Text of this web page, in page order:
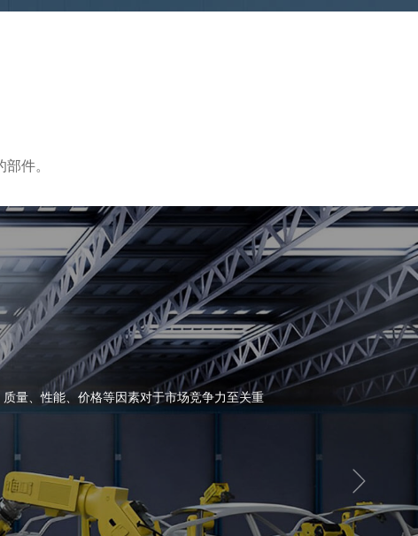
件。
设备
高了医疗保健的效率和准确性，提高了患者的生
的长期合作伙伴关系。通过出色的按需制造
以强大而高效的制造能力生产简单和复杂的
所有的产品均符合严格的公差和要求质量标
02